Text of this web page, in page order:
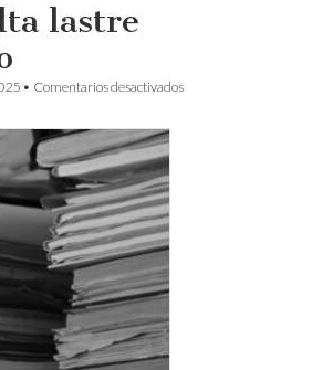
lastre
• Comentarios desactivadosen